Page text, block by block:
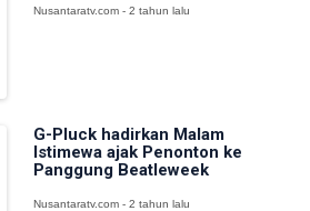
Nusantaratv.com - 2 tahun lalu
G-Pluck hadirkan Malam
Istimewa ajak Penonton ke
Panggung Beatleweek
Nusantaratv.com - 2 tahun lalu